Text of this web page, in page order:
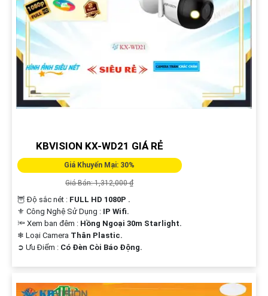
KBVISION KX-WD21 GIÁ RẺ
Giá Khuyến Mại: 30%
Giá Bán: 1,312,000 ₫
🦉 Độ sắc nét : FULL HD 1080P .
⚜️ Công Nghệ Sử Dụng : IP Wifi.
🔦 Xem ban đêm : Hồng Ngoại 30m Starlight.
❄ Loại Camera Thân Plastic.
️➲ Ưu Điểm : Có Ðèn Còi Báo Động.